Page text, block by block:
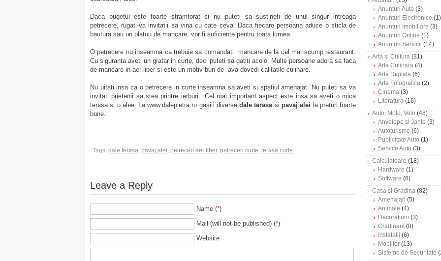
Daca bugetul este foarte stramtorat si nu puteti sa sustineti de unul singur intreaga
petrecere, rugati-va invitatii sa vina cu cate ceva. Daca fiecare persoana aduce o sticla de
bautura sau un platou de mancare, vor fi suficiente pentru toata lumea.
O petrecere nu inseamna ca trebuie sa comandati mancare de la cel mai scump restaurant.
Cu siguranta aveti un gratar in curte, deci puteti sa gatiti acolo. Multe persoane adora sa faca
de mancare in aer liber si este un motiv bun de ava dovedi calitatile culinare.
Nu uitati insa ca o petrecere in curte inseamna sa aveti si spatiul amenajat. Nu puteti sa va
invitati prietenii sa stea printre ierburi.. Cel mai important aspect este insa sa aveti o mica
terasa si o alee. La www.dalepietra.ro gasiti diversedale terasasi pavaj alei la preturi foarte
bune.
Tags: dale terasa, pavaj alei, petreceri aer liber, petreceri curte, terasa curte
Leave a Reply
Name (*)
Mail (will not be published) (*)
Website
Anunturi Auto (3)
Anunturi Electronice (1)
Anunturi Imobiliare (3)
Anunturi Online (1)
Anunturi Servicii (14)
Arta si Cultura (31)
Arta Culinara (4)
Arta Digitala (6)
Arta Fotografica (2)
Cinema (3)
Literatura (16)
Auto, Moto, Velo (48)
Anvelope si Jante (3)
Autoturisme (6)
Publicitate Auto (1)
Service Auto (3)
Calculatoare (18)
Hardware (1)
Software (6)
Casa si Gradina (82)
Amenajari (5)
Animale (4)
Decoratiuni (3)
Gradinarit(8)
Instalatii (6)
Mobilier (13)
Sisteme de Securitate